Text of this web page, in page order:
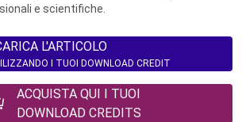
e scientifiche.
L'ARTICOLO
I TUOI DOWNLOAD CREDIT
ACQUISTA QUI I TUOI
DOWNLOAD CREDITS